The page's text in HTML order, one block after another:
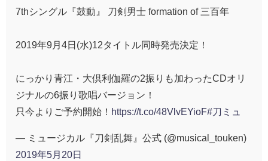
7thシングル『鼓動』 刀剣男士 formation of 三百年
2019年9月4日(水)12タイトル同時発売決定！
にっかり青江・大倶利伽羅の2振りも加わったCDオリ
ジナルの6振り歌唱バージョン！
只今よりご予約開始！ https://t.co/48VlvEYioF#刀ミュ
— ミュージカル『刀剣乱舞』公式 (@musical_touken)
2019年5月20日